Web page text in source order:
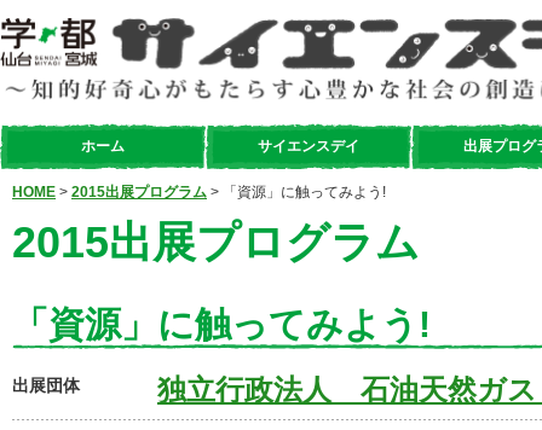
ホーム サイエンスデイ 出展プログ
HOME > 2015出展プログラム > 「資源」に触ってみよう!
2015出展プログラム
「資源」に触ってみよう!
出展団体 独立行政法人 石油天然ガス